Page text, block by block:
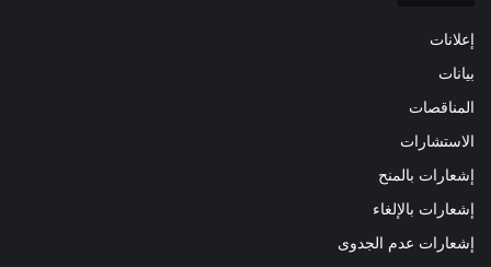
إعلانات
بيانات
المناقصات
الاستشارات
إشعارات بالمنح
إشعارات بالإلغاء
إشعارات عدم الجدوى